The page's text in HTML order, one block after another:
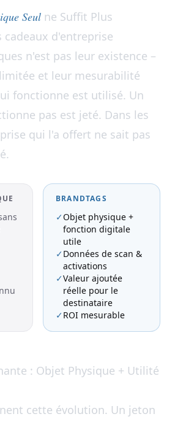
Seul ne Suffit Plus
cadeaux d'entreprise
n'est pas leur existence –
et leur mesurabilité
fonctionne est utilisé. Un
pas est jeté. Dans les
qui l'a offert ne sait pas
BRANDTAGS
✓Objet physique +
fonction digitale
utile
✓Données de scan &
activations
✓Valeur ajoutée
réelle pour le
destinataire
✓ROI mesurable
: Objet Physique + Utilité
cette évolution. Un jeton